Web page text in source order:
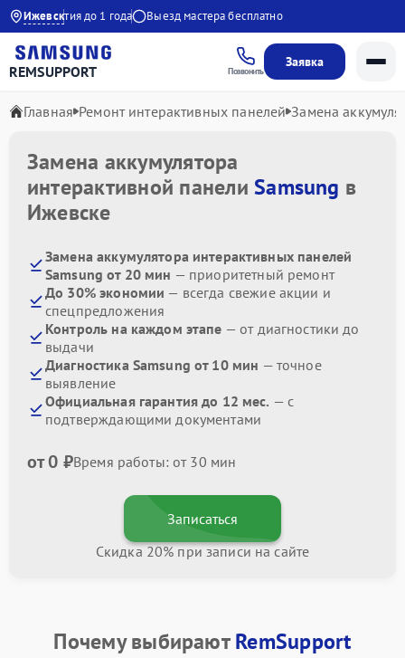
Ижевск
Гарантия до 1 года Выезд мастера бесплатно
REMSUPPORT Позвонить
Заявка
Главная Ремонт интерактивных панелей Замена
Замена аккумулятора
интерактивной панелиSamsung в
Ижевске
Замена аккумулятора интерактивных панелей
Samsung от 20 мин — приоритетный ремонт
До 30% экономии — всегда свежие акции и
спецпредложения
Контроль на каждом этапе — от диагностики до
выдачи
Диагностика Samsung от 10 мин — точное
выявление
Официальная гарантия до 12 мес. — с
подтверждающими документами
от 0 ₽Время работы: от 30 мин
Записаться
Скидка 20% при записи на сайте
Почему выбираютRemSupport